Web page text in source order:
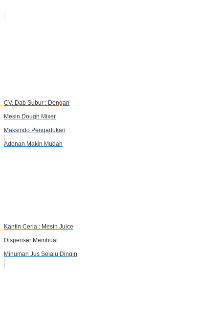
CV. Dab Subur : Dengan
Mesin Dough Mixer
Maksindo Pengadukan
Adonan Makin Mudah
Kantin Ceria : Mesin Juice
Dispenser Membuat
Minuman Jus Selalu Dingin